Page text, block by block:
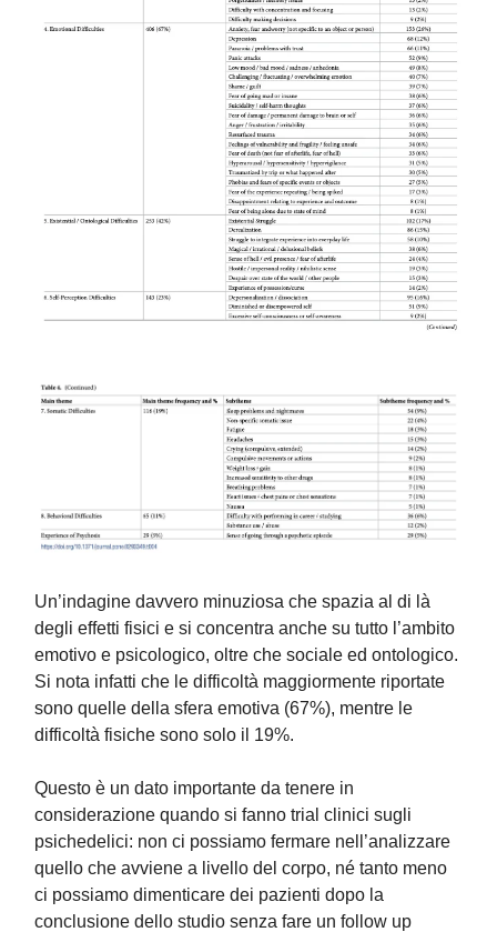
Un’indagine davvero minuziosa che spazia al di là
degli effetti fisici e si concentra anche su tutto l’ambito
emotivo e psicologico, oltre che sociale ed ontologico.
Si nota infatti che le difficoltà maggiormente riportate
sono quelle della sfera emotiva (67%), mentre le
difficoltà fisiche sono solo il 19%.
Questo è un dato importante da tenere in
considerazione quando si fanno trial clinici sugli
psichedelici: non ci possiamo fermare nell’analizzare
quello che avviene a livello del corpo, né tanto meno
ci possiamo dimenticare dei pazienti dopo la
conclusione dello studio senza fare un follow up